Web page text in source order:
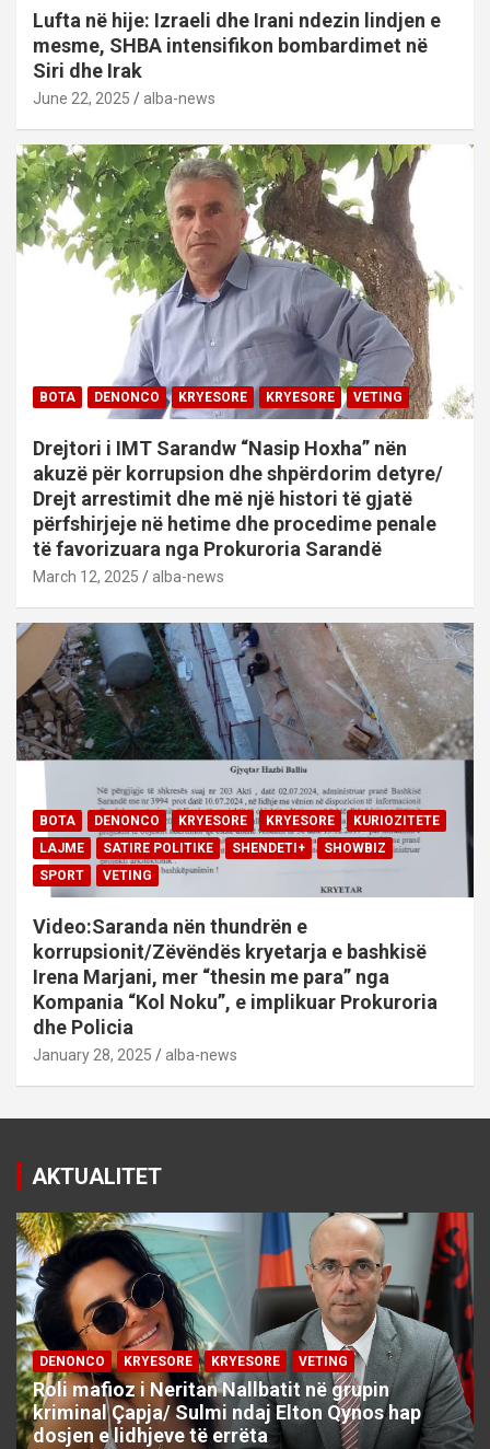
Lufta në hije: Izraeli dhe Irani ndezin lindjen e
mesme, SHBA intensifikon bombardimet në
Siri dhe Irak
June 22, 2025 alba-news
BOTA DENONCO KRYESORE KRYESORE VETING
Drejtori i IMT Sarandw “Nasip Hoxha” nën
akuzë për korrupsion dhe shpërdorim detyre/
Drejt arrestimit dhe më një histori të gjatë
përfshirjeje në hetime dhe procedime penale
të favorizuara nga Prokuroria Sarandë
March 12, 2025 alba-news
BOTA DENONCO KRYESORE KRYESORE
KURIOZITETE
LAJME
SATIRE POLITIKE SHENDETI+
SHOWBIZ
SPORT
VETING
Video:Saranda nën thundrën e
korrupsionit/Zëvëndës kryetarja e bashkisë
Irena Marjani, mer “thesin me para” nga
Kompania “Kol Noku”, e implikuar Prokuroria
dhe Policia
January 28, 2025 alba-news
AKTUALITET
DENONCO KRYESORE KRYESORE VETING
Roli mafioz i Neritan Nallbatit në grupin
kriminal Çapja/ Sulmi ndaj Elton Qynos hap
dosjen e lidhjeve të errëta